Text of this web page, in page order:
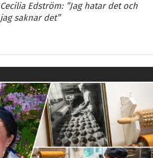
Cecilia Edström: ”Jag hatar det och
jag saknar det”